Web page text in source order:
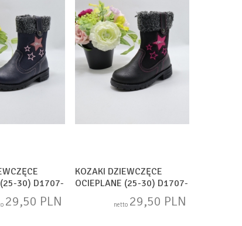
(25-30) D1707-
29,50 PLN
KOZAKI DZIEWCZĘCE
OCIEPLANE (25-30) D1707-
netto 29,50 PLN